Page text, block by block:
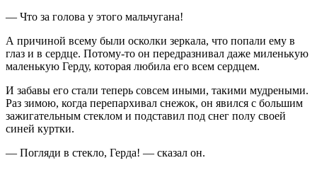
— Что за голова у этого мальчугана!
А причиной всему были осколки зеркала, что попали ему в
глаз и в сердце. Потому-то он передразнивал даже миленькую
маленькую Герду, которая любила его всем сердцем.
И забавы его стали теперь совсем иными, такими мудреными.
Раз зимою, когда перепархивал снежок, он явился с большим
зажигательным стеклом и подставил под снег полу своей
синей куртки.
— Погляди в стекло, Герда! — сказал он.